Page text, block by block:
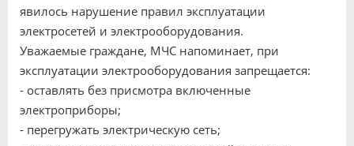
явилось нарушение правил эксплуатации
электросетей и электрооборудования.
Уважаемые граждане, МЧС напоминает, при
эксплуатации электрооборудования запрещается:
- оставлять без присмотра включенные
электроприборы;
- перегружать электрическую сеть;